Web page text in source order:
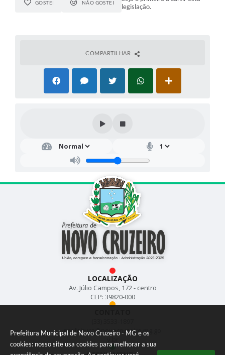
Prefeitura Municipal de Novo Cruzeiro - MG e os
cookies: nosso site usa cookies para melhorar a sua
GOSTEI NÃO GOSTEI
legislação.
COMPARTILHAR
LOCALIZAÇÃO
Av. Júlio Campos, 172 - centro
CEP: 39820-000
prefeitura@novocruzeiro.mg.go